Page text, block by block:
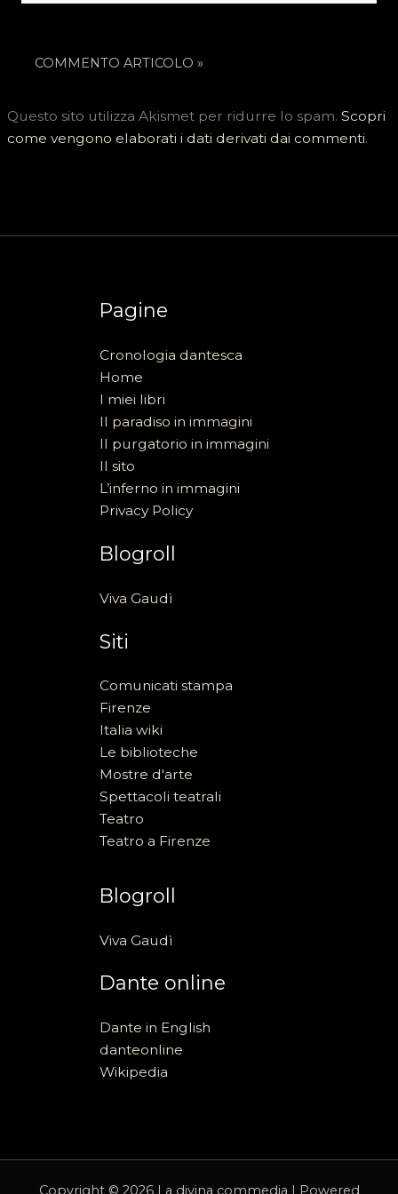
Questo sito utilizza Akismet per ridurre lo spam.Scopri
come vengono elaborati i dati derivati dai commenti.
Pagine
Cronologia dantesca
Home
I miei libri
Il paradiso in immagini
Il purgatorio in immagini
Il sito
L’inferno in immagini
Privacy Policy
Blogroll
Viva Gaudì
Siti
Comunicati stampa
Firenze
Italia wiki
Le biblioteche
Mostre d'arte
Spettacoli teatrali
Teatro
Teatro a Firenze
Blogroll
Viva Gaudì
Dante online
Dante in English
danteonline
Wikipedia